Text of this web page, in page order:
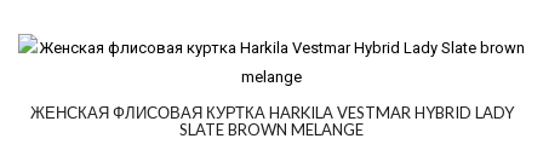
ЖЕНСКАЯ ФЛИСОВАЯ КУРТКА HARKILA VESTMAR HYBRID LADY
SLATE BROWN MELANGE